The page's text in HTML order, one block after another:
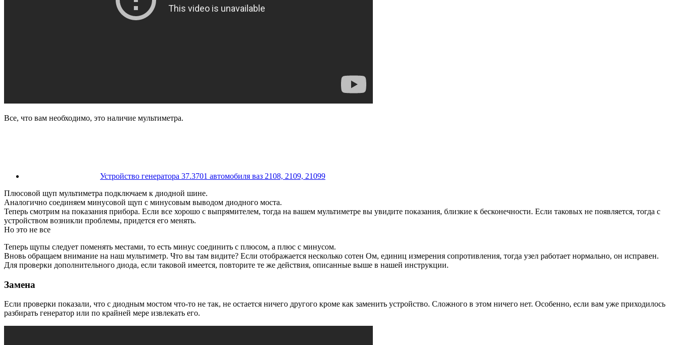
Все, что вам необходимо, это наличие мультиметра.
Устройство генератора 37.3701 автомобиля ваз 2108, 2109, 21099
Плюсовой щуп мультиметра подключаем к диодной шине.
Аналогично соединяем минусовой щуп с минусовым выводом диодного моста.
Теперь смотрим на показания прибора. Если все хорошо с выпрямителем, тогда на вашем мультиметре вы увидите показания, близкие к бесконечности. Если таковых не появляется, тогда с
устройством возникли проблемы, придется его менять.
Но это не все
Теперь щупы следует поменять местами, то есть минус соединить с плюсом, а плюс с минусом.
Вновь обращаем внимание на наш мультиметр. Что вы там видите? Если отображается несколько сотен Ом, единиц измерения сопротивления, тогда узел работает нормально, он исправен.
Для проверки дополнительного диода, если таковой имеется, повторите те же действия, описанные выше в нашей инструкции.
Замена
Если проверки показали, что с диодным мостом что-то не так, не остается ничего другого кроме как заменить устройство. Сложного в этом ничего нет. Особенно, если вам уже приходилось
разбирать генератор или по крайней мере извлекать его.